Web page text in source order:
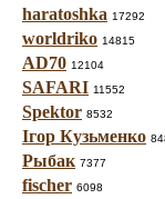
haratoshka 17292
worldriko 14815
AD70 12104
SAFARI 11552
Spektor 8532
Ігор Кузьменко
Рыбак 7377
fischer 6098